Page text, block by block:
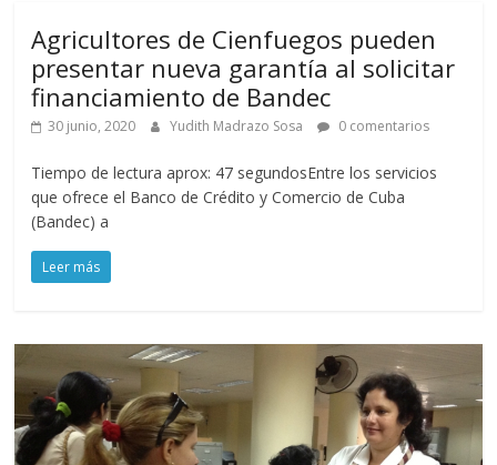
Agricultores de Cienfuegos pueden
presentar nueva garantía al solicitar
financiamiento de Bandec
30 junio, 2020 Yudith Madrazo Sosa 0 comentarios
Tiempo de lectura aprox: 47 segundosEntre los servicios
que ofrece el Banco de Crédito y Comercio de Cuba
(Bandec) a
Leer más